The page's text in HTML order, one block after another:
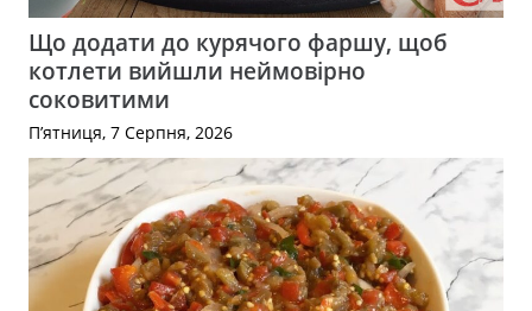
Що додати до курячого фаршу, щоб
котлети вийшли неймовірно
соковитими
П’ятниця, 7 Серпня, 2026